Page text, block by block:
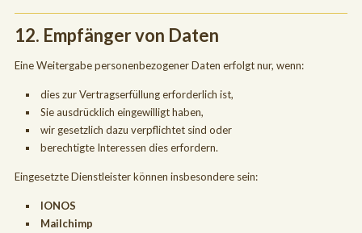
12. Empfänger von Daten
Eine Weitergabe personenbezogener Daten erfolgt nur, wenn:
dies zur Vertragserfüllung erforderlich ist,
Sie ausdrücklich eingewilligt haben,
wir gesetzlich dazu verpflichtet sind oder
berechtigte Interessen dies erfordern.
Eingesetzte Dienstleister können insbesondere sein:
IONOS
Mailchimp